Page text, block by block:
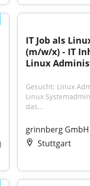
IT Job als
(m/w/x) - IT
Linux
Gesucht: Linux
Linux
das...
grinnberg GmbH
Stuttgart